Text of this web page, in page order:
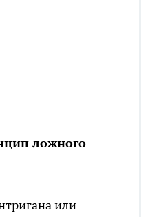
ложного
или